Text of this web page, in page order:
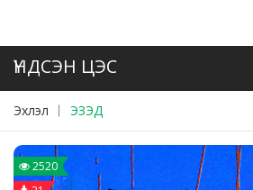
Эхлэл ЭЗЭД
2520